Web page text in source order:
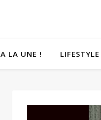
A LA UNE ! LIFESTYLE